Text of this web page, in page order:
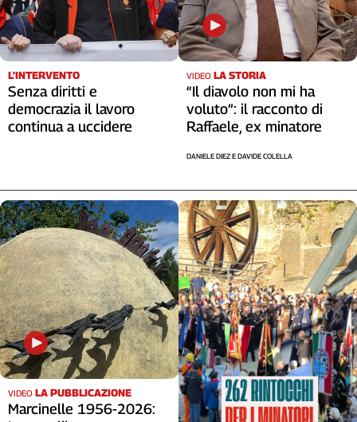
L'INTERVENTO
Senza diritti e
democrazia il lavoro
continua a uccidere
VIDEO LA STORIA
“Il diavolo non mi ha
voluto”: il racconto di
Raffaele, ex minatore
DANIELE DIEZ E DAVIDE COLELLA
VIDEO LA PUBBLICAZIONE
Marcinelle 1956-2026: